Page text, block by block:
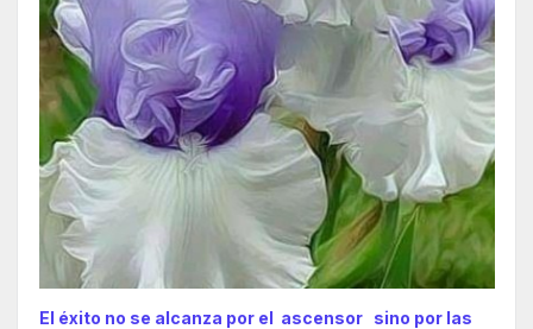
El éxito no se alcanza por el ascensor sino por las